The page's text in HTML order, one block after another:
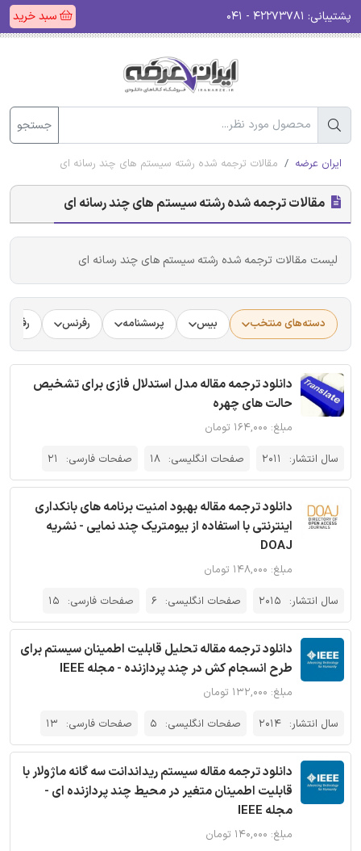
پشتیبانی: سبد خرید
جستجو
ایران عرضه مقالات ترجمه شده رشته سیستم های چند رسانه ای
مقالات ترجمه شده رشته سیستم های چند رسانه ای
لیست مقالات ترجمه شده رشته سیستم های چند رسانه ای
دسته‌های منتخب بیس پرسشنامه رفرنس
دانلود ترجمه مقاله مدل استدلال فازی برای تشخیص
حالت های چهره
مبلغ: ۱۶۴,۰۰۰ تومان
سال انتشار:
2011 صفحات انگلیسی: 18 صفحات فارسی: 21
دانلود ترجمه مقاله بهبود امنیت برنامه های بانکداری
اینترنتی با استفاده از بیومتریک چند نمایی - نشریه
DOAJ
مبلغ: ۱۴۸,۰۰۰ تومان
سال انتشار: 2015 صفحات انگلیسی: 6 صفحات فارسی: 15
دانلود ترجمه مقاله تحلیل قابلیت اطمینان سیستم برای
طرح انسجام کش در چند پردازنده - مجله IEEE
مبلغ: ۱۳۲,۰۰۰ تومان
سال انتشار: 2014 صفحات انگلیسی: 5 صفحات فارسی: 13
دانلود ترجمه مقاله سیستم ریداندانت سه گانه ماژولار با
قابلیت اطمینان متغیر در محیط چند پردازنده ای -
مجله IEEE
مبلغ: ۱۴۰,۰۰۰ تومان